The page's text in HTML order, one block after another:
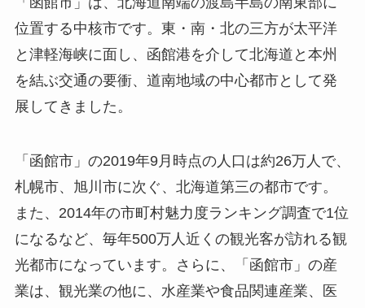
位置する中核市です。東・南・北の三方が太平洋
と津軽海峡に面し、函館港を介して北海道と本州
を結ぶ交通の要衝、道南地域の中心都市として発
展してきました。
「函館市」の2019年9月時点の人口は約26万人で、
札幌市、旭川市に次ぐ、北海道第三の都市です。
また、2014年の市町村魅力度ランキング調査で1位
になるなど、毎年500万人近くの観光客が訪れる観
光都市になっています。さらに、「函館市」の産
業は、観光業の他に、水産業や食品関連産業、医